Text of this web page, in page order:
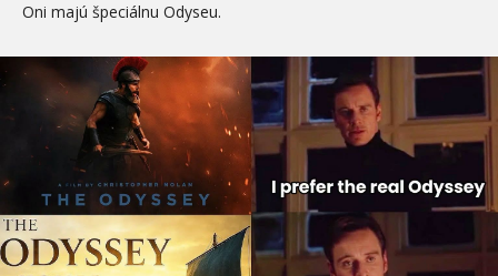
Oni majú špeciálnu Odyseu.